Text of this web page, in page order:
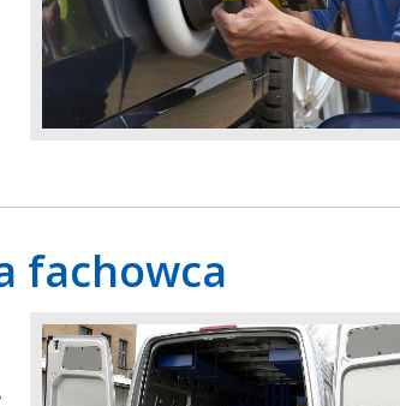
fachowca